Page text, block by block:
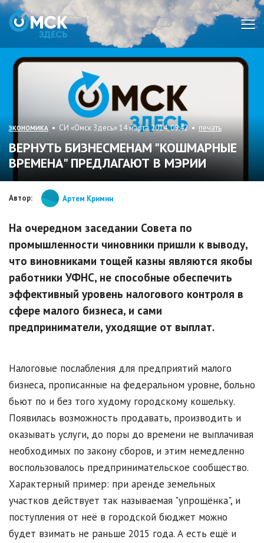
ЭКОНОМИКА • СИ «Омск Здесь» 14 марта 2014, 09:42 • печать
ВЕРНУТЬ БИЗНЕСМЕНАМ "КОШМАРНЫЕ
ВРЕМЕНА" ПРЕДЛАГАЮТ В МЭРИИ
Автор: Артем Кримин
На очередном заседании Совета по
промышленности чиновники пришли к выводу,
что виновниками тощей казны являются якобы
работники УФНС, не способные обеспечить
эффективный уровень налогового контроля в
сфере малого бизнеса, и сами
предприниматели, уходящие от выплат.
Налоговые послабления для предприятий малого
бизнеса, прописанные на федеральном уровне, больно
бьют по и без того худому городскому кошельку.
Появилась возможность продавать, производить и
оказывать услуги, до поры до времени не выплачивая
необходимых по закону сборов, и этим немедленно
воспользовалось предпринимательское сообщество.
Характерный пример: при аренде земельных
участков действует так называемая "упрощёнка", и
поступления от неё в городской бюджет можно
будет взимать не раньше 2015 года. А есть ещё и